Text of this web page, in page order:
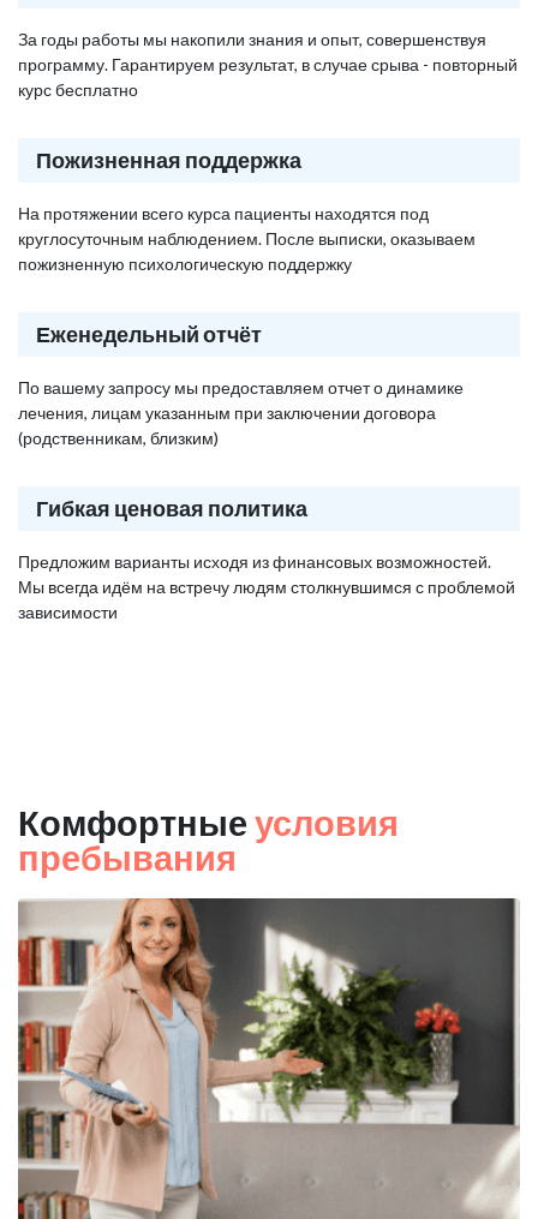
За годы работы мы накопили знания и опыт, совершенствуя
программу. Гарантируем результат, в случае срыва - повторный
курс бесплатно
Пожизненная поддержка
На протяжении всего курса пациенты находятся под
круглосуточным наблюдением. После выписки, оказываем
пожизненную психологическую поддержку
Еженедельный отчёт
По вашему запросу мы предоставляем отчет о динамике
лечения, лицам указанным при заключении договора
(родственникам, близким)
Гибкая ценовая политика
Предложим варианты исходя из финансовых возможностей.
Мы всегда идём на встречу людям столкнувшимся с проблемой
зависимости
Комфортные условия
пребывания